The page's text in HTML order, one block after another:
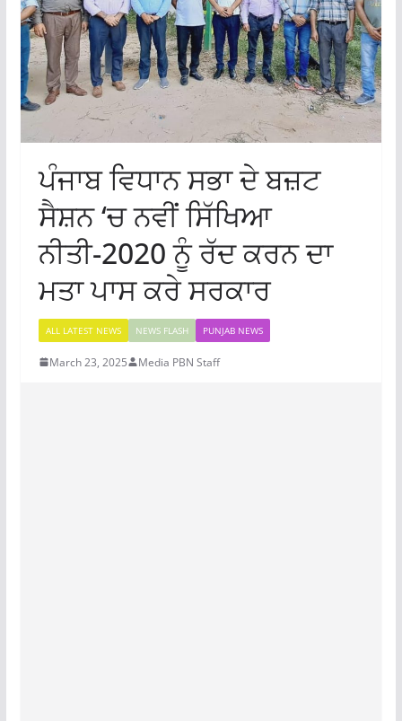
ਪੰਜਾਬ ਵਿਧਾਨ ਸਭਾ ਦੇ ਬਜ਼ਟ
ਸੈਸ਼ਨ ‘ਚ ਨਵੀਂ ਸਿੱਖਿਆ
ਨੀਤੀ-2020 ਨੂੰ ਰੱਦ ਕਰਨ ਦਾ
ਮਤਾ ਪਾਸ ਕਰੇ ਸਰਕਾਰ
ALL LATEST NEWS NEWS FLASH PUNJAB NEWS
March 23, 2025 Media PBN Staff